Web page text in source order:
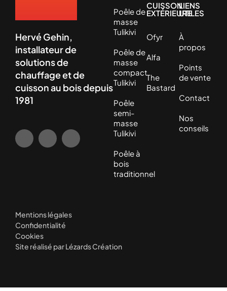
Hervé Gehin,
installateur de
solutions de
chauffage et de
cuisson au bois depuis
1981
Poêle de
masse
Tulikivi
Poêle de
masse
compact
Tulikivi
Poêle
semi-
masse
Tulikivi
Poêle à
bois
traditionnel
CUISSON
EXTÉRIEURE
Ofyr
Alfa
The
Bastard
LIENS
UTILES
À
propos
Points
de vente
Contact
Nos
conseils
Mentions légales
Confidentialité
Cookies
Site réalisé par Lézards Création